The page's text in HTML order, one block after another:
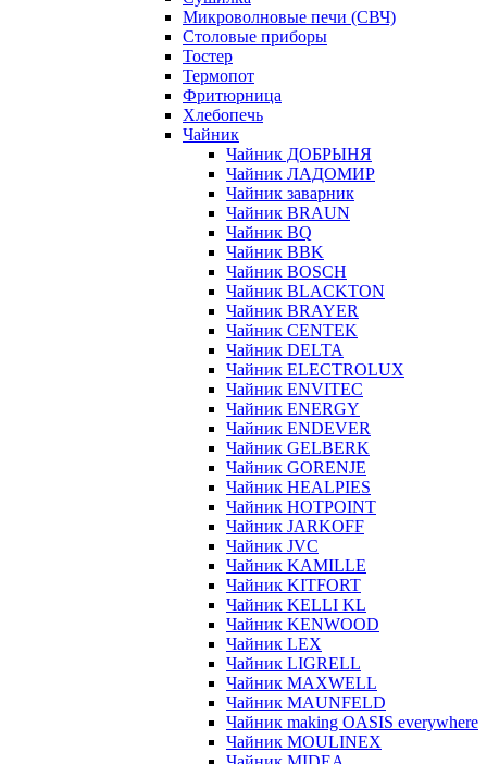
Микроволновые печи (СВЧ)
Столовые приборы
Тостер
Термопот
Фритюрница
Хлебопечь
Чайник
Чайник ДОБРЫНЯ
Чайник ЛАДОМИР
Чайник заварник
Чайник BRAUN
Чайник BQ
Чайник BBK
Чайник BOSCH
Чайник BLACKTON
Чайник BRAYER
Чайник CENTEK
Чайник DELTA
Чайник ELECTROLUX
Чайник ENVITEC
Чайник ENERGY
Чайник ENDEVER
Чайник GELBERK
Чайник GORENJE
Чайник HEALPIES
Чайник HOTPOINT
Чайник JARKOFF
Чайник JVC
Чайник KAMILLE
Чайник KITFORT
Чайник KELLI KL
Чайник KENWOOD
Чайник LEX
Чайник LIGRELL
Чайник MAXWELL
Чайник MAUNFELD
Чайник making OASIS everywhere
Чайник MOULINEX